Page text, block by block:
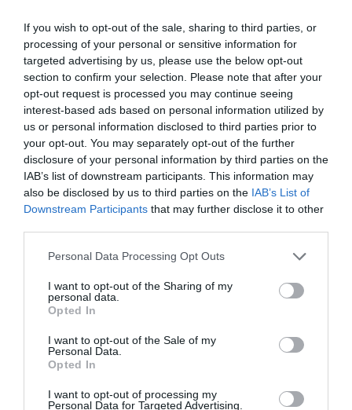
If you wish to opt-out of the sale, sharing to third parties, or
processing of your personal or sensitive information for
targeted advertising by us, please use the below opt-out
section to confirm your selection. Please note that after your
opt-out request is processed you may continue seeing
interest-based ads based on personal information utilized by
us or personal information disclosed to third parties prior to
your opt-out. You may separately opt-out of the further
disclosure of your personal information by third parties on the
IAB’s list of downstream participants. This information may
also be disclosed by us to third parties on the IAB’s List of
Downstream Participants that may further disclose it to other
Please note that this website/app uses one or more Google
not limited to your visit or usage behaviour. You may click to
grant or deny consent to Google and its third-party tags to
use your data for below specified purposes in below Google
consent section.
Personal Data Processing Opt Outs
I want to opt-out of the Sharing of my
personal data.
Opted In
I want to opt-out of the Sale of my
Personal Data.
Opted In
I want to opt-out of processing my
Personal Data for Targeted Advertising.
Joshua Hoehne/Unsplash
A lista talán legnehezebben értelmezhető pontja a
királyi család Monopoly-tilalma. Sokáig senki nem
értette, hogy mi is család vagy a körülöttük lévő
apparátus problémája. Egy idő után azonban
András hercegtiltotta ki a királyi palotákból.
Ennek az az oka, hogy a családtagok egy időben
eléggé rászoktak erre a társasjátékra, és ez komoly
Harisnya nélkül el se indulj otthonról!